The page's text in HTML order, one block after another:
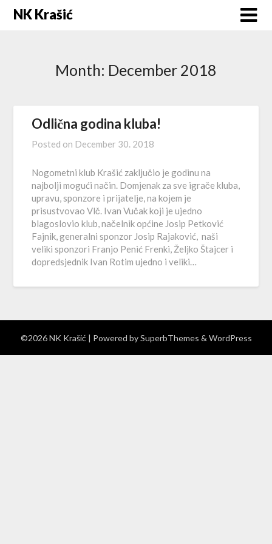
SkipNK Krašić
Month: December 2018
Odlična godina kluba!
Posted on December 30. 2018
Nogometni klub Krašić zaključio je godinu na
najbolji mogući način. Domjenak za sve igrače kluba,
upravu, sponzore i prijatelje, na kojem je
prisustvovao Vlč. Ivan Vučak koji je ujedno
blagoslovio klub, načelnik općine Josip Petković
Fajnik, generalni sponzor Josip Rajaković, naši
veliki sponzori Franjo Penić Frenki, Željko Štajcer i
dopredsjednik Ivan Rotim ujedno i veliki…
©2026 NK Krašić | Powered bySuperbThemes & WordPress